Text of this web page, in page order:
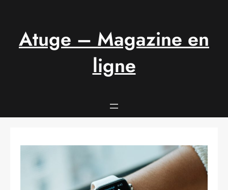
Atuge – Magazine en
ligne